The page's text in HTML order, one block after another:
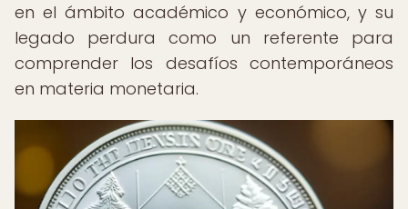
en el ámbito académico y económico, y su
legado perdura como un referente para
comprender los desafíos contemporáneos
en materia monetaria.